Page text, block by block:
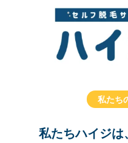
私たち
私たちハイジは